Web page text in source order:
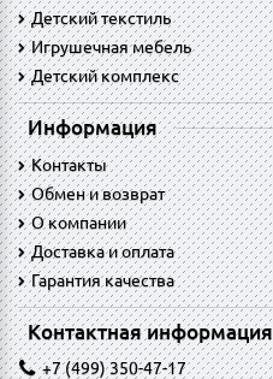
Детский текстиль
Игрушечная мебель
Детский комплекс
Информация
Контакты
Обмен и возврат
O компании
Доставка и оплата
Гарантия качества
Контактная информация
+7 (499) 350-47-17